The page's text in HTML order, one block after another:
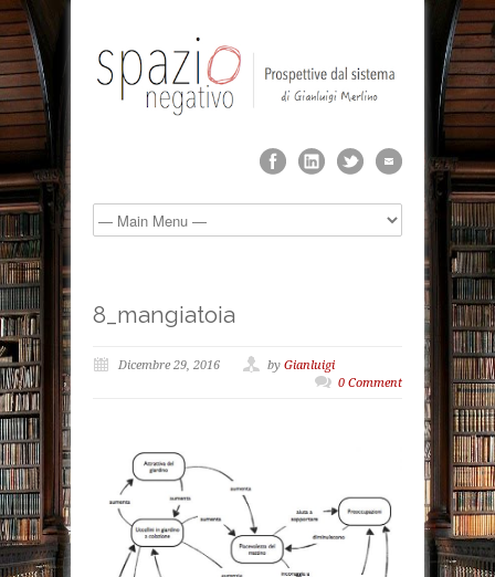
8_mangiatoia
Dicembre 29, 2016 by Gianluigi
0 Comment